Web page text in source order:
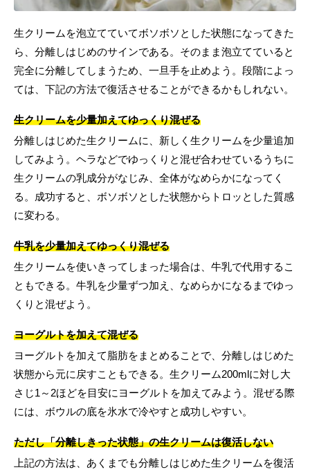
生クリームを泡立てていてボソボソとした状態になってきた
ら、分離しはじめのサインである。そのまま泡立てていると
完全に分離してしまうため、一旦手を止めよう。段階によっ
ては、下記の方法で復活させることができるかもしれない。
生クリームを少量加えてゆっくり混ぜる
分離しはじめた生クリームに、新しく生クリームを少量追加
してみよう。ヘラなどでゆっくりと混ぜ合わせているうちに
生クリームの乳成分がなじみ、全体がなめらかになってく
る。成功すると、ボソボソとした状態からトロッとした質感
に変わる。
牛乳を少量加えてゆっくり混ぜる
生クリームを使いきってしまった場合は、牛乳で代用するこ
ともできる。牛乳を少量ずつ加え、なめらかになるまでゆっ
くりと混ぜよう。
ヨーグルトを加えて混ぜる
ヨーグルトを加えて脂肪をまとめることで、分離しはじめた
状態から元に戻すこともできる。生クリーム200mlに対し大
さじ1～2ほどを目安にヨーグルトを加えてみよう。混ぜる際
には、ボウルの底を氷水で冷やすと成功しやすい。
ただし「分離しきった状態」の生クリームは復活しない
上記の方法は、あくまでも分離しはじめた生クリームを復活